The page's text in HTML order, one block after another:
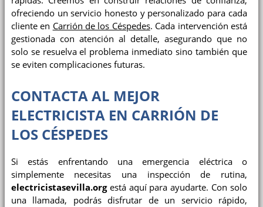
ofreciendo un servicio honesto y personalizado para cada
cliente en Carrión de los Céspedes. Cada intervención está
gestionada con atención al detalle, asegurando que no
solo se resuelva el problema inmediato sino también que
se eviten complicaciones futuras.
CONTACTA AL MEJOR
ELECTRICISTA EN CARRIÓN DE
LOS CÉSPEDES
Si estás enfrentando una emergencia eléctrica o
simplemente necesitas una inspección de rutina,
electricistasevilla.orgestá aquí para ayudarte. Con solo
una llamada, podrás disfrutar de un servicio rápido,